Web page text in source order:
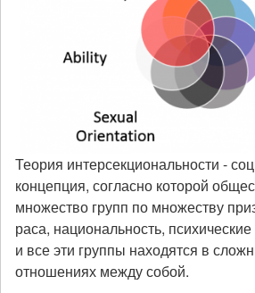
Теория интерсекциональности -
концепция, согласно которой
множество групп по множеству
раса, национальность,
и все эти группы находятся в
отношениях между собой.